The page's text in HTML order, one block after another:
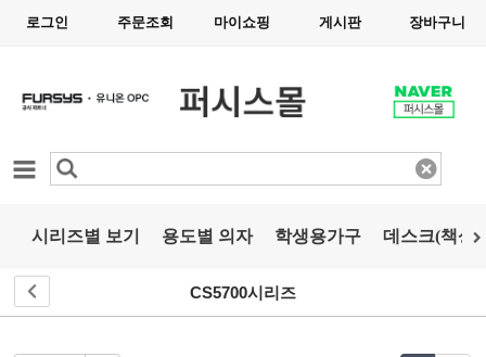
로그인 주문조회 마이쇼핑 게시판 장바구니
카테고리
시리즈별 보기 용도별 의자 학생용가구 데스크(책상)
CS5700시리즈